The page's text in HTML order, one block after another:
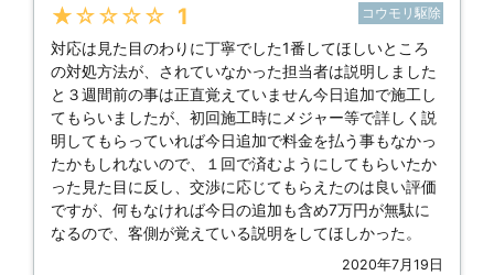
★★★★★ 1 コウモリ駆除
対応は見た目のわりに丁寧でした1番してほしいところ
の対処方法が、されていなかった担当者は説明しました
と３週間前の事は正直覚えていません今日追加で施工し
てもらいましたが、初回施工時にメジャー等で詳しく説
明してもらっていれば今日追加で料金を払う事もなかっ
たかもしれないので、１回で済むようにしてもらいたか
った見た目に反し、交渉に応じてもらえたのは良い評価
ですが、何もなければ今日の追加も含め7万円が無駄に
なるので、客側が覚えている説明をしてほしかった。
2020年7月19日